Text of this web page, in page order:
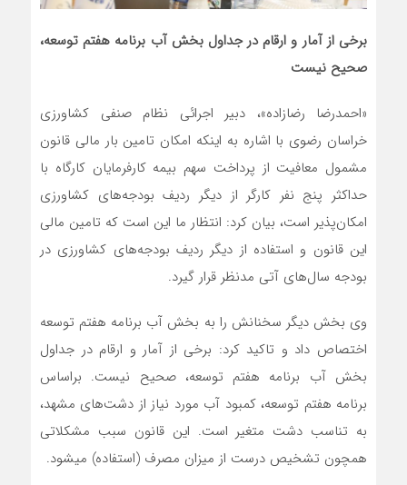
برخی از آمار و ارقام در جداول بخش آب برنامه هفتم توسعه،
صحیح نیست
«احمدرضا رضازاده»، دبیر اجرائی نظام صنفی کشاورزی
خراسان رضوی با اشاره به اینکه امکان تامین بار مالی قانون
مشمول معافیت از پرداخت سهم بیمه کارفرمایان کارگاه با
حداکثر پنج نفر کارگر از دیگر ردیف بودجه‌های کشاورزی
امکان‌پذیر است، بیان کرد: انتظار ما این است که تامین مالی
این قانون و استفاده از دیگر ردیف بودجه‌های کشاورزی در
بودجه سال‌های آتی مدنظر قرار گیرد.
وی بخش دیگر سخنانش را به بخش آب برنامه هفتم توسعه
اختصاص داد و تاکید کرد: برخی از آمار و ارقام در جداول
بخش آب برنامه هفتم توسعه، صحیح نیست. براساس
برنامه هفتم توسعه، کمبود آب مورد نیاز از دشت‌های مشهد،
به تناسب دشت متغیر است. این قانون سبب مشکلاتی
همچون تشخیص درست از میزان مصرف (استفاده) می‎شود.